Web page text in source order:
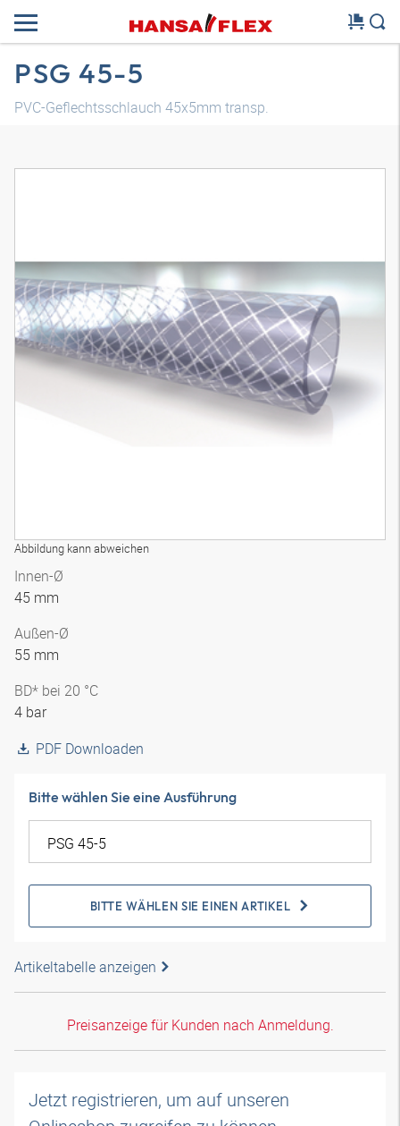
PSG 45-5
PVC-Geflechtsschlauch 45x5mm transp.
Abbildung kann abweichen
Innen-Ø
45 mm
Außen-Ø
55 mm
BD* bei 20 °C
4 bar
PDF Downloaden
Bitte wählen Sie eine Ausführung
BITTE WÄHLEN SIE EINEN ARTIKEL
Artikeltabelle anzeigen
Preisanzeige für Kunden nach Anmeldung.
Jetzt registrieren, um auf unseren